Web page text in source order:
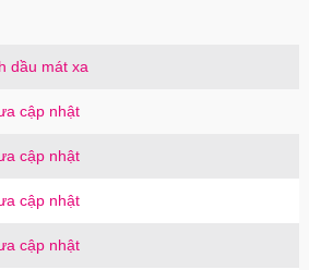
dầu mát xa
cập nhật
cập nhật
cập nhật
cập nhật